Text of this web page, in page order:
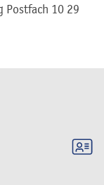
10 29